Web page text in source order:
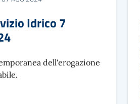
Idrico 7
dell'erogazione